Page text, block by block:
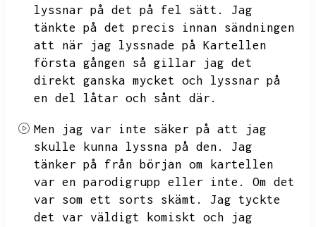
lyssnar på det på fel sätt.
Jag
tänkte på det precis innan sändningen
att när jag lyssnade på Kartellen
första gången så gillar jag det
direkt ganska mycket och lyssnar på
en del låtar och sånt där.
Men jag var inte säker på att jag
skulle kunna lyssna på den.
Jag
tänker på från början om kartellen
var en parodigrupp eller inte.
Om det
var som ett sorts skämt.
Jag tyckte
det var väldigt komiskt och jag